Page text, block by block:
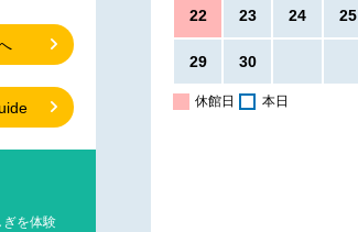
ぎを体験
22 23 24 25
29 30
休館日 本日